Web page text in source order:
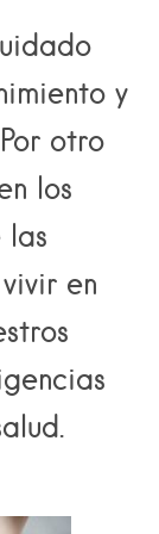
y
otro
los
las
en